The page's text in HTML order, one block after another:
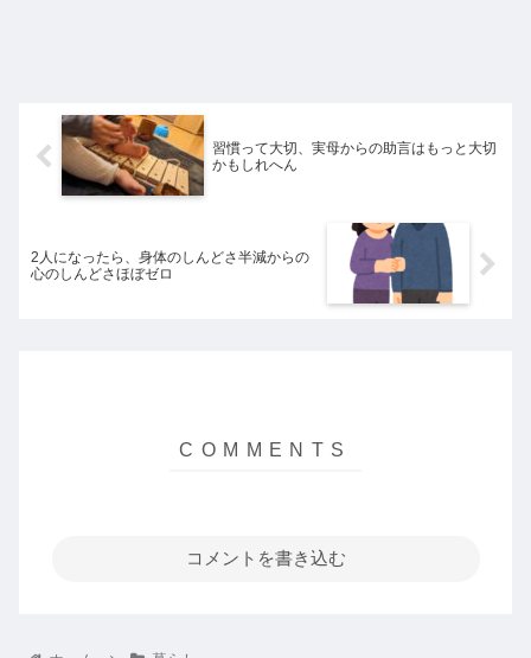
習慣って大切、実母からの助言はもっと大切
かもしれへん
2人になったら、身体のしんどさ半減からの
心のしんどさほぼゼロ
コメントを書き込む